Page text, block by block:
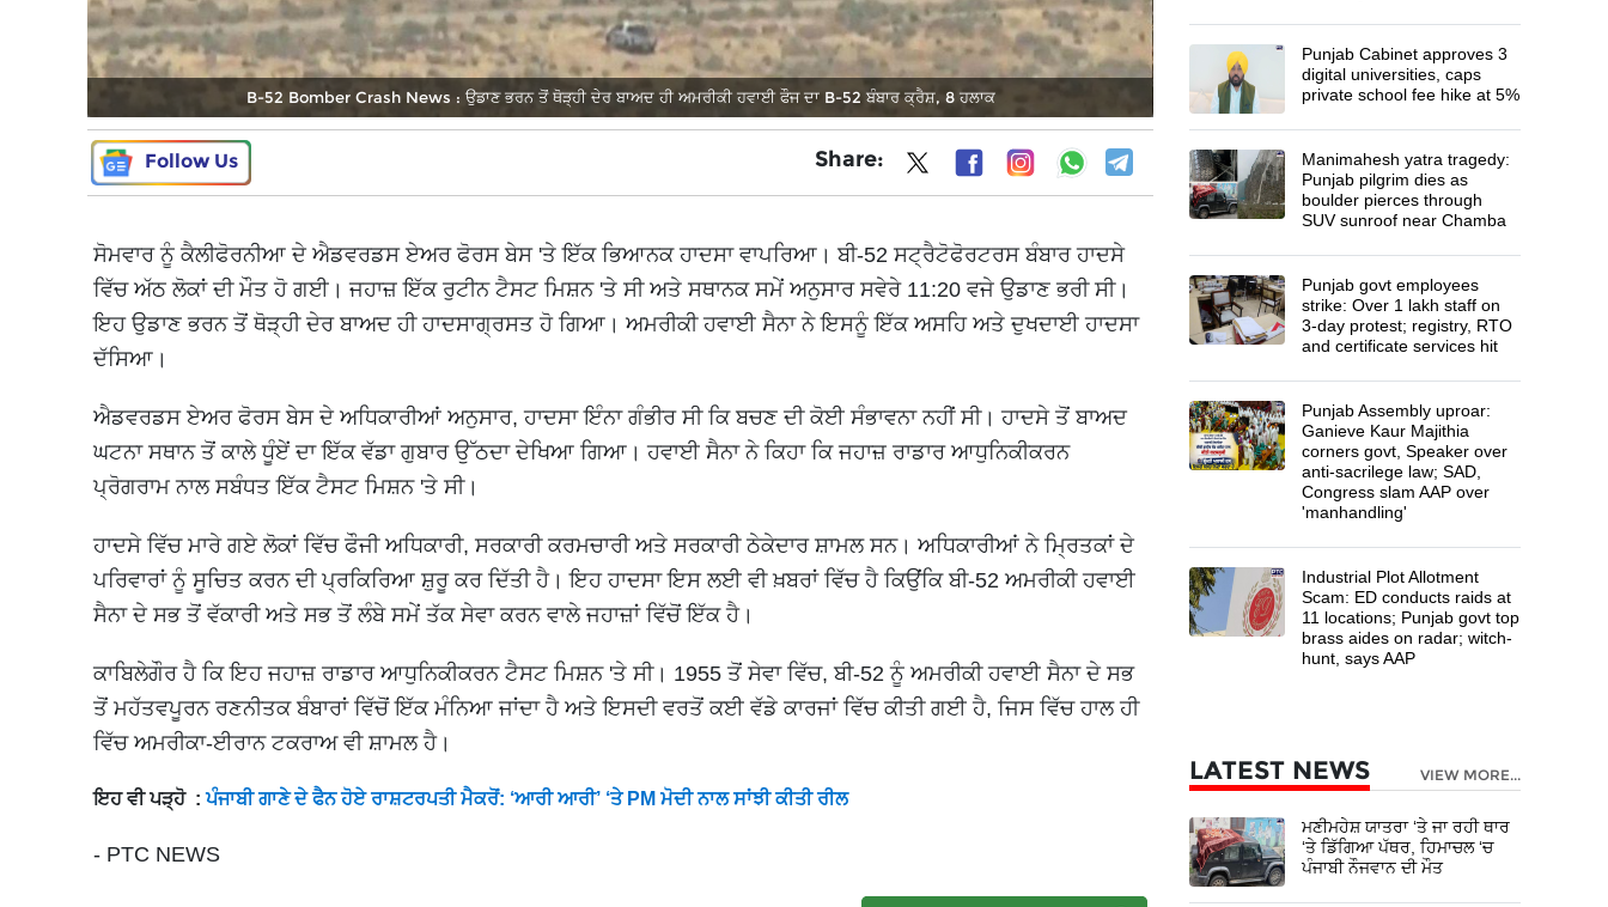
B-52 Bomber Crash News : ਉਡਾਣ ਭਰਨ ਤੋਂ ਥੋੜ੍ਹੀ ਦੇਰ ਬਾਅਦ ਹੀ ਅਮਰੀਕੀ ਹਵਾਈ ਫੌਜ ਦਾ B-52 ਬੰਬਾਰ ਕ੍ਰੈਸ਼, 8 ਹਲਾਕ
Follow Us Share:
ਸੋਮਵਾਰ ਨੂੰ ਕੈਲੀਫੋਰਨੀਆ ਦੇ ਐਡਵਰਡਸ ਏਅਰ ਫੋਰਸ ਬੇਸ 'ਤੇ ਇੱਕ ਭਿਆਨਕ ਹਾਦਸਾ ਵਾਪਰਿਆ। ਬੀ-52 ਸਟ੍ਰੈਟੋਫੋਰਟਰਸ ਬੰਬਾਰ ਹਾਦਸੇ
ਵਿੱਚ ਅੱਠ ਲੋਕਾਂ ਦੀ ਮੌਤ ਹੋ ਗਈ। ਜਹਾਜ਼ ਇੱਕ ਰੁਟੀਨ ਟੈਸਟ ਮਿਸ਼ਨ 'ਤੇ ਸੀ ਅਤੇ ਸਥਾਨਕ ਸਮੇਂ ਅਨੁਸਾਰ ਸਵੇਰੇ 11:20 ਵਜੇ ਉਡਾਣ ਭਰੀ ਸੀ।
ਇਹ ਉਡਾਣ ਭਰਨ ਤੋਂ ਥੋੜ੍ਹੀ ਦੇਰ ਬਾਅਦ ਹੀ ਹਾਦਸਾਗ੍ਰਸਤ ਹੋ ਗਿਆ। ਅਮਰੀਕੀ ਹਵਾਈ ਸੈਨਾ ਨੇ ਇਸਨੂੰ ਇੱਕ ਅਸਹਿ ਅਤੇ ਦੁਖਦਾਈ ਹਾਦਸਾ
ਦੱਸਿਆ।
ਐਡਵਰਡਸ ਏਅਰ ਫੋਰਸ ਬੇਸ ਦੇ ਅਧਿਕਾਰੀਆਂ ਅਨੁਸਾਰ, ਹਾਦਸਾ ਇੰਨਾ ਗੰਭੀਰ ਸੀ ਕਿ ਬਚਣ ਦੀ ਕੋਈ ਸੰਭਾਵਨਾ ਨਹੀਂ ਸੀ। ਹਾਦਸੇ ਤੋਂ ਬਾਅਦ
ਘਟਨਾ ਸਥਾਨ ਤੋਂ ਕਾਲੇ ਧੂੰਏਂ ਦਾ ਇੱਕ ਵੱਡਾ ਗੁਬਾਰ ਉੱਠਦਾ ਦੇਖਿਆ ਗਿਆ। ਹਵਾਈ ਸੈਨਾ ਨੇ ਕਿਹਾ ਕਿ ਜਹਾਜ਼ ਰਾਡਾਰ ਆਧੁਨਿਕੀਕਰਨ
ਪ੍ਰੋਗਰਾਮ ਨਾਲ ਸਬੰਧਤ ਇੱਕ ਟੈਸਟ ਮਿਸ਼ਨ 'ਤੇ ਸੀ।
ਹਾਦਸੇ ਵਿੱਚ ਮਾਰੇ ਗਏ ਲੋਕਾਂ ਵਿੱਚ ਫੌਜੀ ਅਧਿਕਾਰੀ, ਸਰਕਾਰੀ ਕਰਮਚਾਰੀ ਅਤੇ ਸਰਕਾਰੀ ਠੇਕੇਦਾਰ ਸ਼ਾਮਲ ਸਨ। ਅਧਿਕਾਰੀਆਂ ਨੇ ਮ੍ਰਿਤਕਾਂ ਦੇ
ਪਰਿਵਾਰਾਂ ਨੂੰ ਸੂਚਿਤ ਕਰਨ ਦੀ ਪ੍ਰਕਿਰਿਆ ਸ਼ੁਰੂ ਕਰ ਦਿੱਤੀ ਹੈ। ਇਹ ਹਾਦਸਾ ਇਸ ਲਈ ਵੀ ਖ਼ਬਰਾਂ ਵਿੱਚ ਹੈ ਕਿਉਂਕਿ ਬੀ-52 ਅਮਰੀਕੀ ਹਵਾਈ
ਸੈਨਾ ਦੇ ਸਭ ਤੋਂ ਵੱਕਾਰੀ ਅਤੇ ਸਭ ਤੋਂ ਲੰਬੇ ਸਮੇਂ ਤੱਕ ਸੇਵਾ ਕਰਨ ਵਾਲੇ ਜਹਾਜ਼ਾਂ ਵਿੱਚੋਂ ਇੱਕ ਹੈ।
ਕਾਬਿਲੇਗੌਰ ਹੈ ਕਿ ਇਹ ਜਹਾਜ਼ ਰਾਡਾਰ ਆਧੁਨਿਕੀਕਰਨ ਟੈਸਟ ਮਿਸ਼ਨ 'ਤੇ ਸੀ। 1955 ਤੋਂ ਸੇਵਾ ਵਿੱਚ, ਬੀ-52 ਨੂੰ ਅਮਰੀਕੀ ਹਵਾਈ ਸੈਨਾ ਦੇ ਸਭ
ਤੋਂ ਮਹੱਤਵਪੂਰਨ ਰਣਨੀਤਕ ਬੰਬਾਰਾਂ ਵਿੱਚੋਂ ਇੱਕ ਮੰਨਿਆ ਜਾਂਦਾ ਹੈ ਅਤੇ ਇਸਦੀ ਵਰਤੋਂ ਕਈ ਵੱਡੇ ਕਾਰਜਾਂ ਵਿੱਚ ਕੀਤੀ ਗਈ ਹੈ, ਜਿਸ ਵਿੱਚ ਹਾਲ ਹੀ
ਵਿੱਚ ਅਮਰੀਕਾ-ਈਰਾਨ ਟਕਰਾਅ ਵੀ ਸ਼ਾਮਲ ਹੈ।
ਇਹ ਵੀ ਪੜ੍ਹੋ :ਪੰਜਾਬੀ ਗਾਣੇ ਦੇ ਫੈਨ ਹੋਏ ਰਾਸ਼ਟਰਪਤੀ ਮੈਕਰੋਂ: ‘ਆਰੀ ਆਰੀ’ ‘ਤੇ PM ਮੋਦੀ ਨਾਲ ਸਾਂਝੀ ਕੀਤੀ ਰੀਲ
- PTC NEWS
Punjab Cabinet approves 3
digital universities, caps
private school fee hike at 5%
Manimahesh yatra tragedy:
Punjab pilgrim dies as
boulder pierces through
SUV sunroof near Chamba
Punjab govt employees
strike: Over 1 lakh staff on
3-day protest; registry, RTO
and certificate services hit
Punjab Assembly uproar:
Ganieve Kaur Majithia
corners govt, Speaker over
anti-sacrilege law; SAD,
Congress slam AAP over
'manhandling'
Industrial Plot Allotment
Scam: ED conducts raids at
11 locations; Punjab govt top
brass aides on radar; witch-
hunt, says AAP
LATEST NEWS VIEW MORE...
ਮਣੀਮਹੇਸ਼ ਯਾਤਰਾ ‘ਤੇ ਜਾ ਰਹੀ ਥਾਰ
‘ਤੇ ਡਿੱਗਿਆ ਪੱਥਰ, ਹਿਮਾਚਲ ‘ਚ
ਪੰਜਾਬੀ ਨੌਜਵਾਨ ਦੀ ਮੌਤ